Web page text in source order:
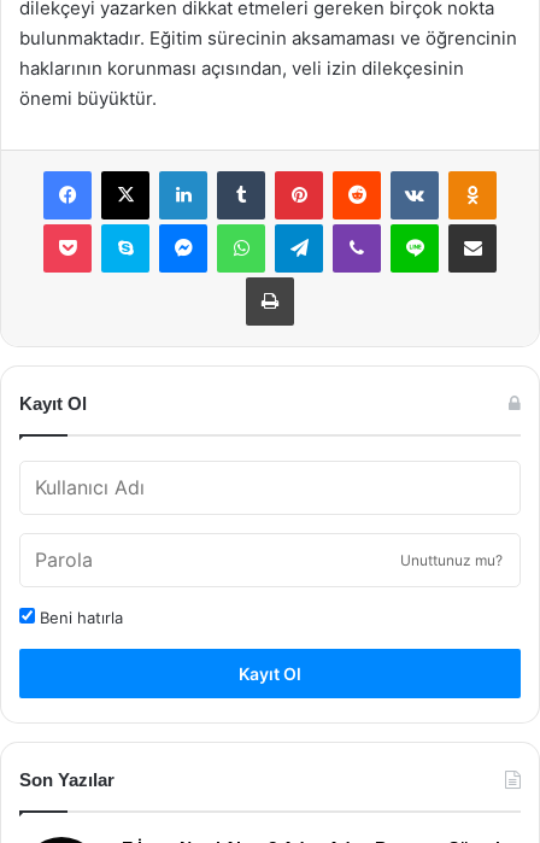
dilekçeyi yazarken dikkat etmeleri gereken birçok nokta
bulunmaktadır. Eğitim sürecinin aksamaması ve öğrencinin
haklarının korunması açısından, veli izin dilekçesinin
önemi büyüktür.
Facebook
X LinkedInTumblr PinterestReddit VKontakte
Pocket Skype MessengerWhatsAppTelegramViber Line E-Posta ile
Yazdır
Kayıt Ol
Unuttunuz mu?
Beni hatırla
Kayıt Ol
Son Yazılar